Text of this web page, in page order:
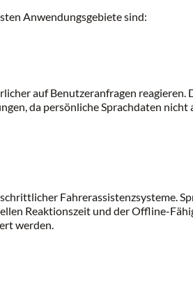
Anwendungsgebiete sind:
auf Benutzeranfragen reagieren.
da persönliche Sprachdaten nicht
Fahrerassistenzsysteme.
Reaktionszeit und der Offline-
werden.